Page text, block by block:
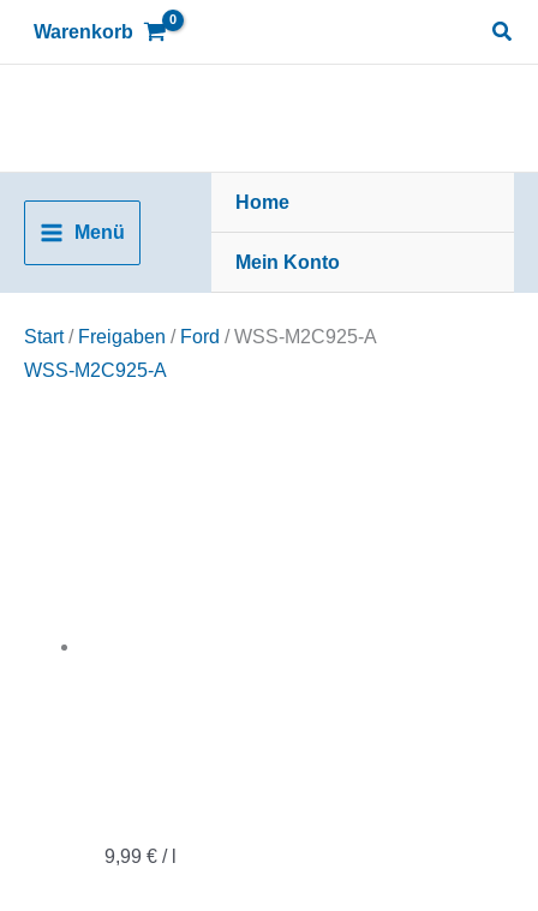
Warenkorb
Menü
Home
Mein Konto
Start/ Freigaben / Ford / WSS-M2C925-A
WSS-M2C925-A
9,99 €/